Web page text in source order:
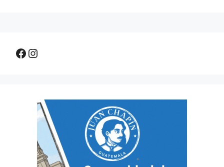
Facebook
Instagram